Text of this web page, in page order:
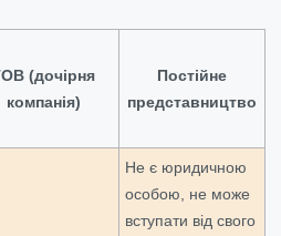
(дочірня
компанія)
Постійне
представництво
Не є юридичною
особою, не може
вступати від свого